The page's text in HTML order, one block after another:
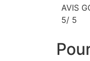
AVIS
5/ 5